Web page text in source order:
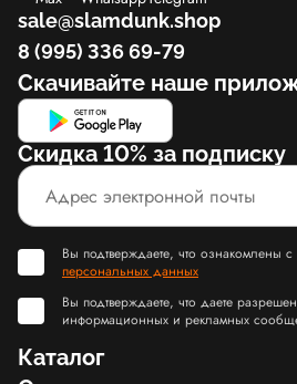
sale@slamdunk.shop
8 (995) 336 69-79
Скачивайте наше
Скидка 10% за подписку
Вы подтверждаете, что ознакомлены с
персональных данных
Вы подтверждаете, что даете
информационных и рекламных
Каталог